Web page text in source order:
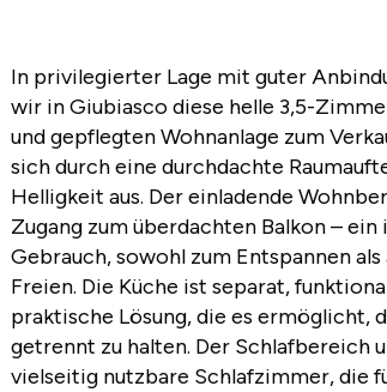
In privilegierter Lage mit guter
wir in Giubiasco diese helle 3,5-
und gepflegten Wohnanlage zum
sich durch eine durchdachte
Helligkeit aus. Der einladende
Zugang zum überdachten Balkon –
Gebrauch, sowohl zum Entspannen
Freien. Die Küche ist separat,
praktische Lösung, die es ermöglicht,
getrennt zu halten. Der Schlafbereich
vielseitig nutzbare Schlafzimmer, die